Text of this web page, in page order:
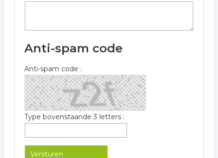
Anti-spam code
Anti-spam code :
Type bovenstaande 3 letters :